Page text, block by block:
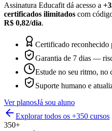
Assinatura Educafit dá acesso a
certificados ilimitados com
R$ 0,82/dia.
Certificado reconhecido
Garantia de 7 dias —
Estude no seu ritmo, no
Suporte humano e
Ver planosJá sou aluno
Explorar todos os +350 cursos
350+